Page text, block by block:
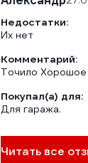
Недостатки:
Их нет
Комментарий:
Точило Хорошое
Покупал(а) для:
Для гаража.
Читать все